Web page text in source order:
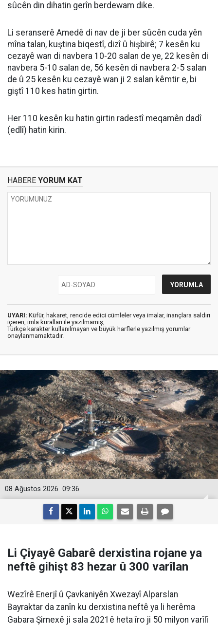
sûcên din dihatin gerîn berdewam dike.
Li seranserê Amedê di nav de ji ber sûcên cuda yên
mîna talan, kuştina biqestî, dizî û hişbirê; 7 kesên ku
cezayê wan di navbera 10-20 salan de ye, 22 kesên di
navbera 5-10 salan de, 56 kesên di navbera 2-5 salan
de û 25 kesên ku cezayê wan ji 2 salan kêmtir e, bi
giştî 110 kes hatin girtin.
Her 110 kesên ku hatin girtin radestî meqamên dadî
(edlî) hatin kirin.
HABERE YORUM KAT
UYARI: Küfür, hakaret, rencide edici cümleler veya imalar, inançlara saldırı
içeren, imla kuralları ile yazılmamış,
Türkçe karakter kullanılmayan ve büyük harflerle yazılmış yorumlar
onaylanmamaktadır.
09:36
08 Ağustos 2026
Li Çiyayê Gabarê derxistina rojane ya
neftê gihişt 83 hezar û 300 varîlan
Wezîrê Enerjî û Çavkaniyên Xwezayî Alparslan
Bayraktar da zanîn ku derxistina neftê ya li herêma
Gabara Şirnexê ji sala 2021ê heta îro ji 50 milyon varîlî